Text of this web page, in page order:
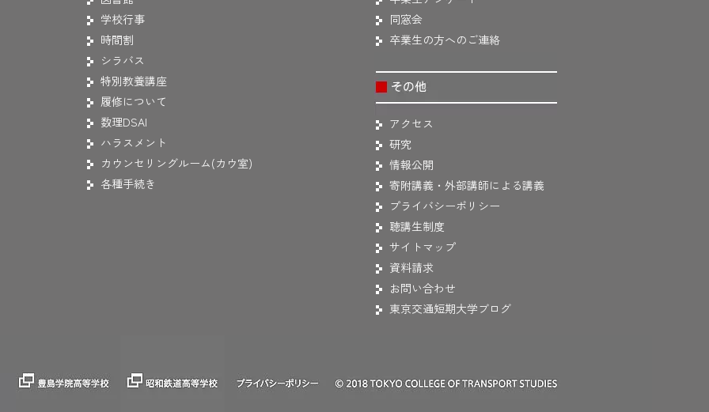
学校行事
時間割
シラバス
特別教養講座
履修について
数理DSAI
ハラスメント
カウンセリングルーム(カウ室)
各種手続き
同窓会
卒業生の方へのご連絡
アクセス
研究
情報公開
寄附講義・外部講師による講義
プライバシーポリシー
聴講生制度
サイトマップ
資料請求
お問い合わせ
東京交通短期大学ブログ